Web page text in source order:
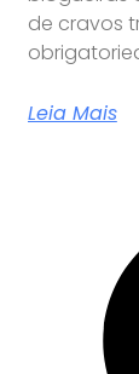
de cravos
Leia Mais